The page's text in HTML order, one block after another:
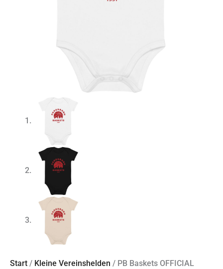
Start / Kleine Vereinshelden / PB Baskets OFFICIAL